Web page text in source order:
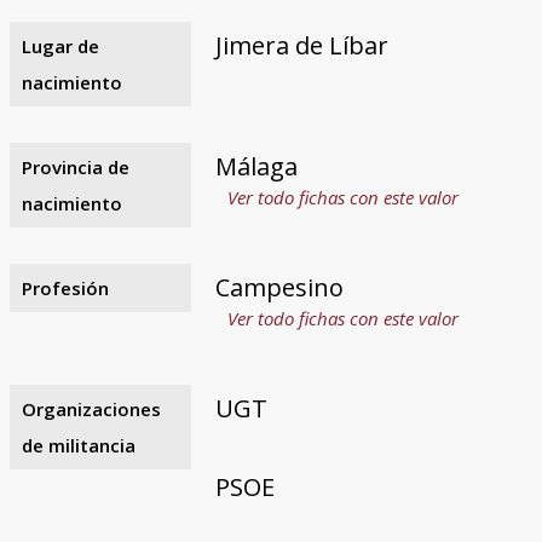
Lugar de
nacimiento
Jimera de Líbar
Provincia de
nacimiento
Málaga
Ver todo fichas con este valor
Profesión Campesino
Ver todo fichas con este valor
Organizaciones
de militancia
UGT
PSOE